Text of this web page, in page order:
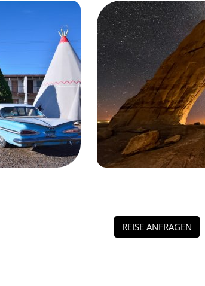
REISE ANFRAGEN